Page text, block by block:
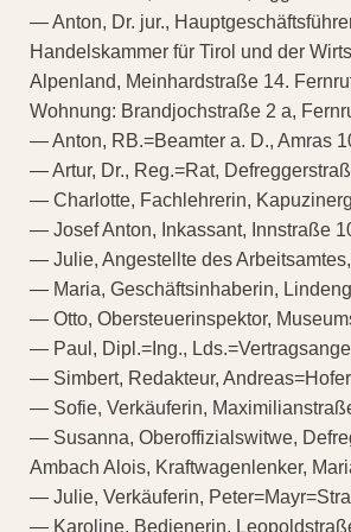
— Anton, Dr. jur.,
Handelskammer für Tirol und der
Alpenland, Meinhardstraße 14.
Wohnung: Brandjochstraße 2 a,
— Anton, RB.=Beamter a. D., Amras
— Artur, Dr., Reg.=Rat,
— Charlotte, Fachlehrerin,
— Josef Anton, Inkassant, Innstraße
— Julie, Angestellte des
— Maria, Geschäftsinhaberin,
— Otto, Obersteuerinspektor,
— Paul, Dipl.=Ing.,
— Simbert, Redakteur,
— Sofie, Verkäuferin,
— Susanna, Oberoffizialswitwe,
Ambach Alois, Kraftwagenlenker,
— Julie, Verkäuferin,
— Karoline, Bedienerin,